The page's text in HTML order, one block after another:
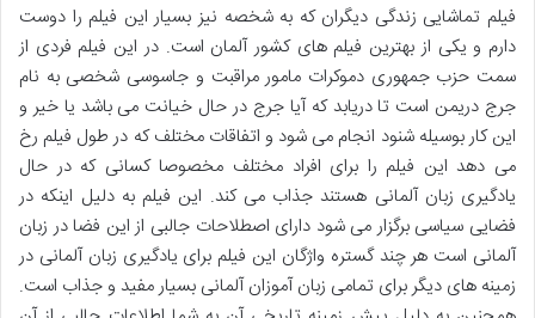
فیلم تماشایی زندگی دیگران که به شخصه نیز بسیار این فیلم را دوست
دارم و یکی از بهترین فیلم های کشور آلمان است. در این فیلم فردی از
سمت حزب جمهوری دموکرات مامور مراقبت و جاسوسی شخصی به نام
جرج دریمن است تا دریابد که آیا جرج در حال خیانت می باشد یا خیر و
این کار بوسیله شنود انجام می شود و اتفاقات مختلف که در طول فیلم رخ
می دهد این فیلم را برای افراد مختلف مخصوصا کسانی که در حال
یادگیری زبان آلمانی هستند جذاب می کند. این فیلم به دلیل اینکه در
فضایی سیاسی برگزار می شود دارای اصطلاحات جالبی از این فضا در زبان
آلمانی است هر چند گستره واژگان این فیلم برای یادگیری زبان آلمانی در
زمینه های دیگر برای تمامی زبان آموزان آلمانی بسیار مفید و جذاب است.